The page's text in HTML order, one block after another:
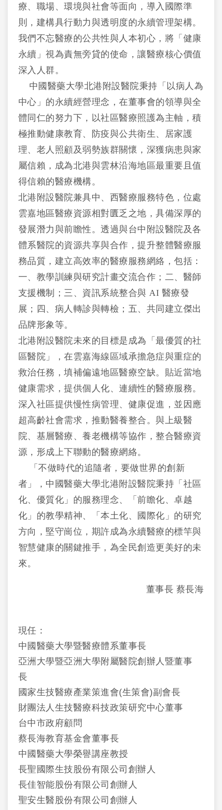
療、職場、環境與社會等面向，導入國際準
則，建構具行動力與透明度的永續管理架構。
我們不忘醫療的公共性與人本初心，將「健康
永續」視為責無旁貸的使命，讓醫療核心價值
深入人群。
中國醫藥大學北港附設醫院秉持「以病人為
中心」的永續經營理念，在董事會的領導與全
體同仁的努力下，以社區醫療照護為主軸，積
極推動健康教育、防疫與公共衛生、居家護
理、老人照顧及弱勢族群關懷，深獲病患與家
屬信賴，成為北港與雲林沿海地區最重要且值
得信賴的醫療機構。
北港附設醫院兼具中、西醫療服務特色，位處
雲嘉地區醫療資源相對匱乏之地，具備深厚的
發展潛力與前瞻性。透過與台中附設醫院及各
體系醫院的資源共享與合作，提升整體醫療服
務品質，建立高效率的醫療服務網絡，包括：
一、教學訓練與研究計畫交流合作；二、醫師
支援機制；三、資訊系統整合與 AI 醫療發
展；四、病人轉診與轉檢；五、共同建立傑出
品牌形象等。
北港附設醫院未來的目標是成為「最優質的社
區醫院」，在雲嘉海線區域承擔急症與重症的
救治任務，填補偏遠地區醫療空缺。貼近當地
健康需求，提供個人化、連續性的醫療服務。
深入社區提供慢性病管理、健康促進，並因應
超高齡社會需求，推動醫養整合。與上級醫
院、基層醫療、養老機構等協作，整合醫療資
源，形成上下聯動的醫療網絡。
「不做時代的追隨者，要做世界的創新
者」，中國醫藥大學北港附設醫院秉持「社區
化、優質化」的服務理念、「前瞻化、卓越
化」的教學精神、「本土化、國際化」的研究
方向，堅守崗位，期許成為永續醫療的標竿與
智慧健康的關鍵推手，為全民創造更美好的未
來。
董事長 蔡長海
現任：
中國醫藥大學暨醫療體系董事長
亞洲大學暨亞洲大學附屬醫院創辦人暨董事
長
國家生技醫療產業策進會(生策會)副會長
財團法人生技醫療科技政策研究中心董事
台中市政府顧問
蔡長海教育基金會董事長
中國醫藥大學榮譽講座教授
長聖國際生技股份有限公司創辦人
長佳智能股份有限公司創辦人
聖安生醫股份有限公司創辦人